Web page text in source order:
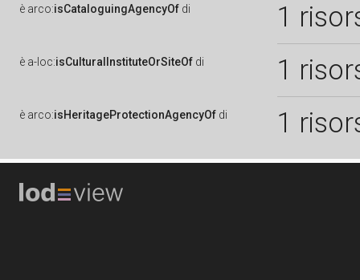
è arco:isCataloguingAgencyOf di 1
è a-loc:isCulturalInstituteOrSiteOf di 1
è arco:isHeritageProtectionAgencyOf di 1